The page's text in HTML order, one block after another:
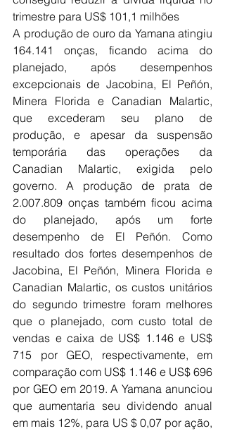
trimestre para US$ 101,1 milhões
A produção de ouro da Yamana atingiu
164.141 onças, ficando acima do
planejado, após desempenhos
excepcionais de Jacobina, El Peñón,
Minera Florida e Canadian Malartic,
que excederam seu plano de
produção, e apesar da suspensão
temporária das operações da
Canadian Malartic, exigida pelo
governo. A produção de prata de
2.007.809 onças também ficou acima
do planejado, após um forte
desempenho de El Peñón. Como
resultado dos fortes desempenhos de
Jacobina, El Peñón, Minera Florida e
Canadian Malartic, os custos unitários
do segundo trimestre foram melhores
que o planejado, com custo total de
vendas e caixa de US$ 1.146 e US$
715 por GEO, respectivamente, em
comparação com US$ 1.146 e US$ 696
por GEO em 2019. A Yamana anunciou
que aumentaria seu dividendo anual
em mais 12%, para US $ 0,07 por ação,